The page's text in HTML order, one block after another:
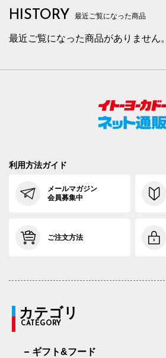
HISTORY 最近ご覧になった商品
最近ご覧になった商品がありません。
利用方法ガイド
メールマガジン
会員募集中
ご注文方法
カテゴリ
CATEGORY
ギフト&フード